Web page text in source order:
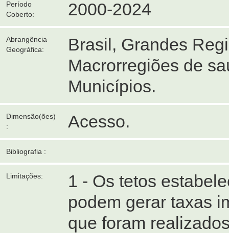
Período
Coberto:
2000-2024
Abrangência
Geográfica:
Brasil, Grandes
Macrorregiões de
Municípios.
Dimensão(ões)
:
Acesso.
Bibliografia :
Limitações:
1 - Os tetos
podem gerar taxas
que foram